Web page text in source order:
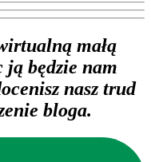
małą
ją będzie nam
nasz trud
bloga.